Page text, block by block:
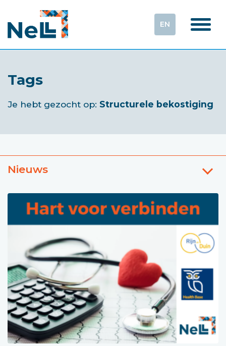
EN
Tags
Je hebt gezocht op: Structurele bekostiging
Nieuws